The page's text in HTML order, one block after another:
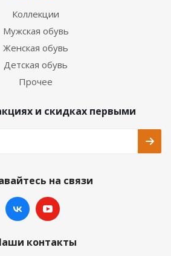
Коллекции
Мужская обувь
Женская обувь
Детская обувь
Прочее
и скидках первыми
на связи
контакты